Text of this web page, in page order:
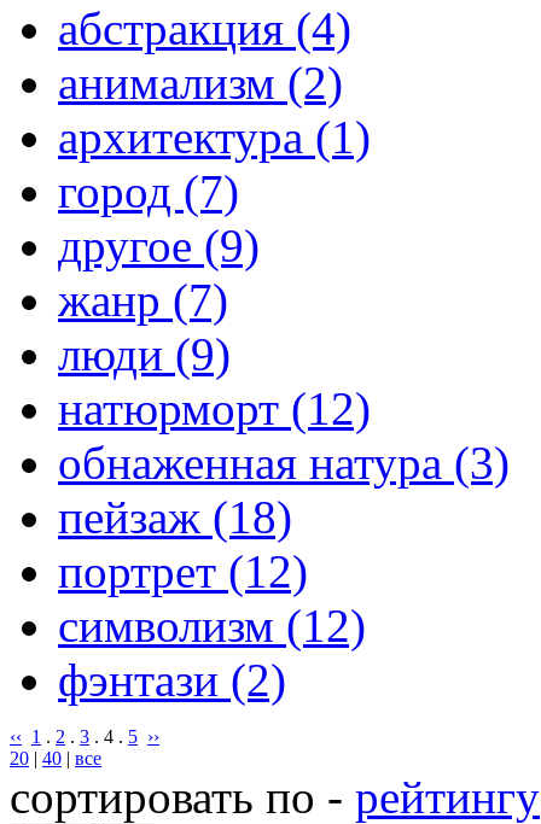
абстракция (4)
анимализм (2)
архитектура (1)
город (7)
другое (9)
жанр (7)
люди (9)
натюрморт (12)
обнаженная натура (3)
пейзаж (18)
портрет (12)
символизм (12)
фэнтази (2)
‹‹ 1 . 2 . 3 . 4 . 5 ››
20 | 40 | все
сортировать по - рейтингу